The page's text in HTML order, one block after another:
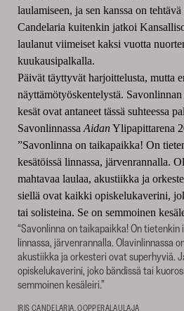
laulamiseen, ja sen kanssa on
Candelaria kuitenkin jatkoi
laulanut viimeiset kaksi vuotta
kuukausipalkalla.
Päivät täyttyvät harjoittelusta, mutta
näyttämötyöskentelystä.
kesät ovat antaneet tässä suhteessa
Savonlinnassa AidanYlipapittarena
”Savonlinna on taikapaikka! On
kesätöissä linnassa, järvenrannalla.
mahtavaa laulaa, akustiikka ja
siellä ovat kaikki opiskelukaverini,
tai solisteina. Se on semmoinen
“Savonlinna on taikapaikka! On tietenkin
linnassa, järvenrannalla. Olavinlinnassa
akustiikka ja orkesteri ovat superhyviä.
opiskelukaverini, joko bändissä tai
semmoinen kesäleiri.”
IRIS CANDELARIA, OOPPERALAULAJA